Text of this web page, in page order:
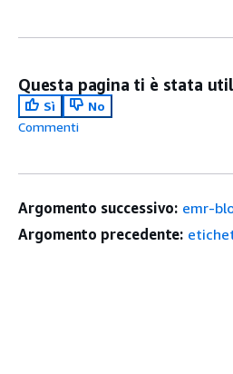
Questa pagina ti è stata
Sì
No
Commenti
Argomento successivo: emr-
Argomento precedente: